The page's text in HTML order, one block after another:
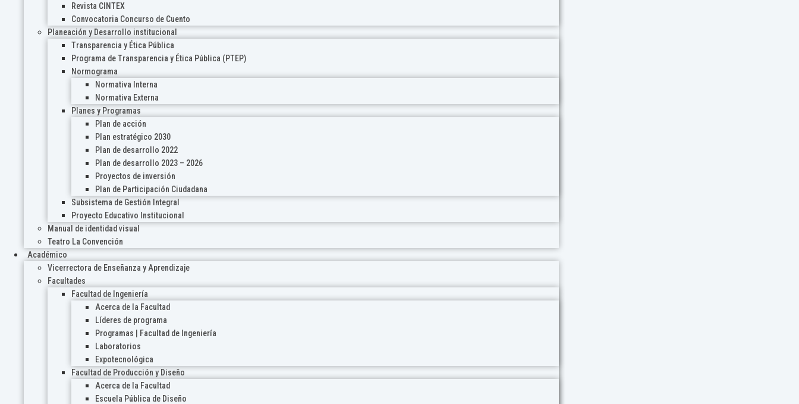
Revista CINTEX
Convocatoria Concurso de Cuento
Planeación y Desarrollo institucional
Transparencia y Ética Pública
Programa de Transparencia y Ética Pública (PTEP)
Normograma
Normativa Interna
Normativa Externa
Planes y Programas
Plan de acción
Plan estratégico 2030
Plan de desarrollo 2022
Plan de desarrollo 2023 – 2026
Proyectos de inversión
Plan de Participación Ciudadana
Subsistema de Gestión Integral
Proyecto Educativo Institucional
Manual de identidad visual
Teatro La Convención
Académico
Vicerrectora de Enseñanza y Aprendizaje
Facultades
Facultad de Ingeniería
Acerca de la Facultad
Líderes de programa
Programas | Facultad de Ingeniería
Laboratorios
Expotecnológica
Facultad de Producción y Diseño
Acerca de la Facultad
Escuela Pública de Diseño